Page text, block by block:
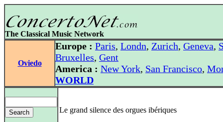
The Classical Music Network
Oviedo
Europe : Paris, Londn, Zurich, Geneva,
Bruxelles, Gent
America : New York, San Francisco,
WORLD
Le grand silence des orgues ibériques